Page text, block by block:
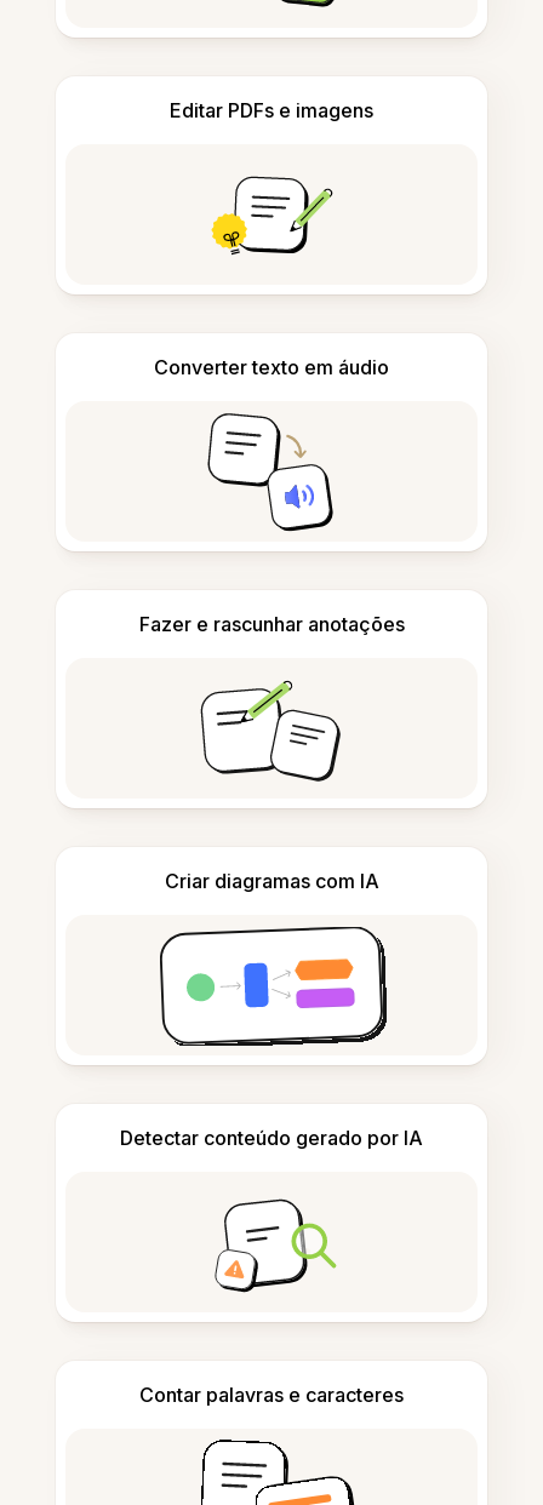
Editar PDFs e imagens
Converter texto em áudio
Fazer e rascunhar anotações
Criar diagramas com IA
Detectar conteúdo gerado por IA
Contar palavras e caracteres